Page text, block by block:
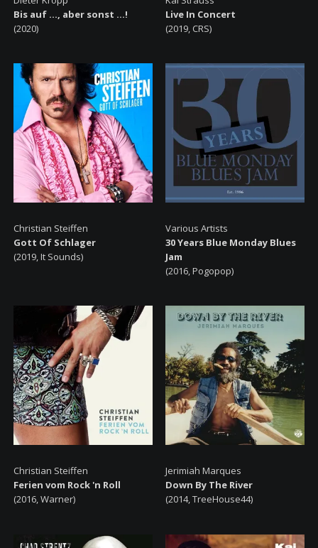
Bis auf ..., aber sonst ...!
(2020)
Live In Concert
(2019, CRS)
Christian Steiffen
Gott Of Schlager
(2019, It Sounds)
Various Artists
30 Years Blue Monday Blues
Jam
(2016, Pogopop)
Christian Steiffen
Ferien vom Rock 'n Roll
(2016, Warner)
Jerimiah Marques
Down By The River
(2014, TreeHouse44)